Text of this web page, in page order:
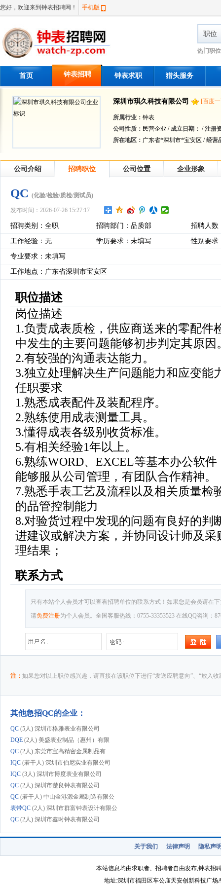
您好，欢迎来到钟表招聘网！ 手机版
职位
热门职
首页 钟表招聘 钟表求职 猎头服务
深圳市琪久科技有限公司 [百度
所属行业： 钟表
公司性质： 民营企业 /成立日期： /注册
所在地区： 广东省*深圳市*宝安区 /经营
公司介绍 招聘职位 公司位置 企业形象
QC (化验/检验/质检/测试员)
发布时间：2026-07-26 15:27:17
招聘类别：全职 招聘部门：品质部 招聘人数
工作经验：无 学历要求：未填写 性别要求
专业要求：未填写
工作地点：广东省深圳市宝安区
职位描述
岗位描述
1.负责成表质检，供应商送来的零配件
中发生的主要问题能够初步判定其原因
2.有较强的沟通表达能力。
3.独立处理解决生产问题能力和应变能
任职要求
1.熟悉成表配件及装配程序。
2.熟练使用成表测量工具。
3.懂得成表各级别收货标准。
5.有相关经验1年以上。
6.熟练WORD、EXCEL等基本办公软
能够服从公司管理，有团队合作精神。
7.熟悉手表工艺及流程以及相关质量检
的品管控制能力
8.对验货过程中发现的问题有良好的判
进建议或解决方案，并协同设计师及采
理结果；
联系方式
只有本站个人会员才可以查看招聘单位的联系方式！如果您是会员请在
请免费注册为个人会员。全国客服热线：0755-33353523 在线QQ咨询：
注： 如果您对以上职位感兴趣，请直接在该职位下进行“发送应聘意向”、“放入
其他急招QC的企业：
QC (5人) 深圳市格雅表业有限公司
DQE (2人) 美盛表业制品（惠州）有限
QC (2人) 东莞市宝高精密金属制品有
IQC (若干人) 深圳市伯尼实业有限公司
IQC (3人) 深圳市博度表业有限公司
QC (2人) 深圳市楚良钟表有限公司
QC (若干人) 中山金港源金屬制造有限公
表带QC (2人) 深圳市群富钟表设计有限公
QC (2人) 深圳市鑫时钟表有限公司
(若干人) 深圳市龙精贸易有限公司
(2人) 深圳市天和钟表制品有限公
关于我们 法律声明 隐私声
本站信息均由求职者、招聘者自由发布,钟表招
地址:深圳市福田区车公庙天安创新科技广场